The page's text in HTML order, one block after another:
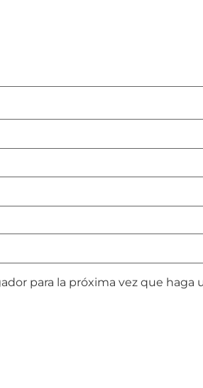
para la próxima vez que haga